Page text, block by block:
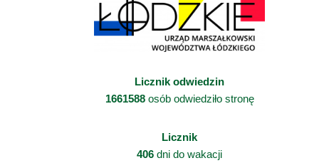
Licznik odwiedzin
1661588osób odwiedziło stronę
Licznik
406 dni do wakacji